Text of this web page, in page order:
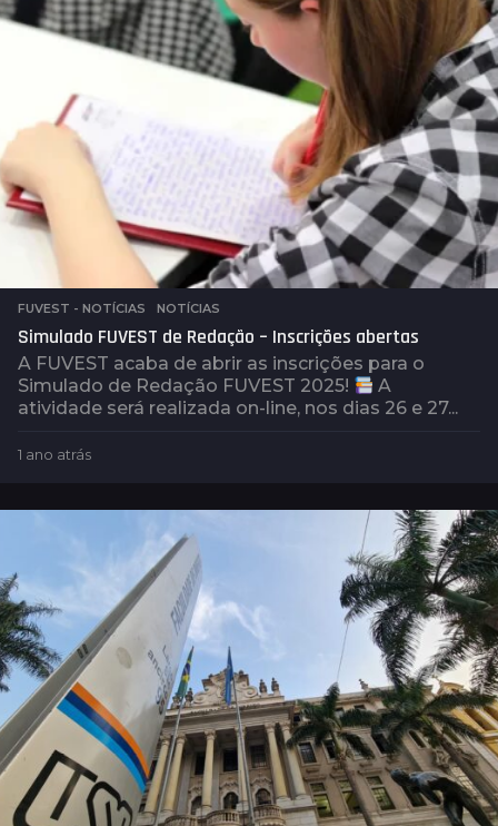
s
FUVEST - NOTÍCIAS ,NOTÍCIAS
Simulado FUVEST de Redação – Inscrições abertas
A FUVEST acaba de abrir as inscrições para o
Simulado de Redação FUVEST 2025!
A
atividade será realizada on-line, nos dias 26 e 27...
1 ano atrás
s